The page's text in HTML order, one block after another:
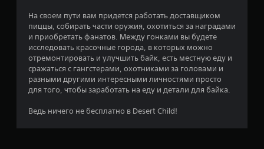
з
п
я
т
з
На своем пути вам придется работать доставщиком
пиццы, собирать части оружия, охотиться за наградами
и приобретать фанатов. Между гонками вы будете
исследовать красочные города, в которых можно
отремонтировать и улучшить байк, есть местную еду и
сражаться с гангстерами, охотниками за головами и
разными другими интересными личностями просто
для того, чтобы заработать на еду и детали для байка.
Ведь ничего не бесплатно в Desert Child!